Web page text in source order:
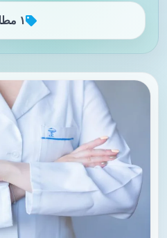
۱ مطلب